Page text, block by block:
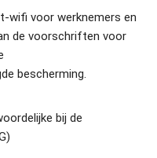
wifi voor werknemers en
de voorschriften voor
bescherming.
bij de